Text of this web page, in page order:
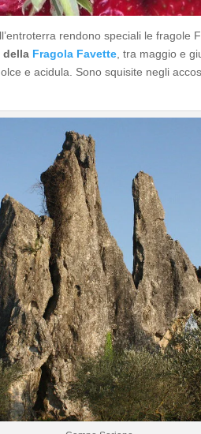
rendono speciali le fragole
della Fragola Favette, tra maggio e
e acidula. Sono squisite negli